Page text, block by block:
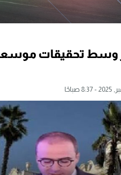
وسط تحقيقات